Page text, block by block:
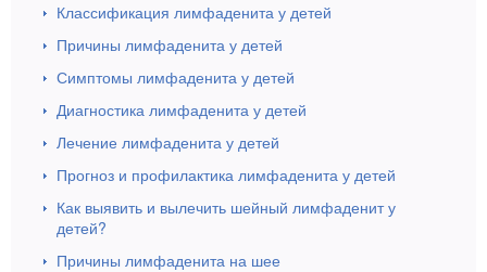
Классификация лимфаденита у детей
Причины лимфаденита у детей
Симптомы лимфаденита у детей
Диагностика лимфаденита у детей
Лечение лимфаденита у детей
Прогноз и профилактика лимфаденита у детей
Как выявить и вылечить шейный лимфаденит у
детей?
Причины лимфаденита на шее